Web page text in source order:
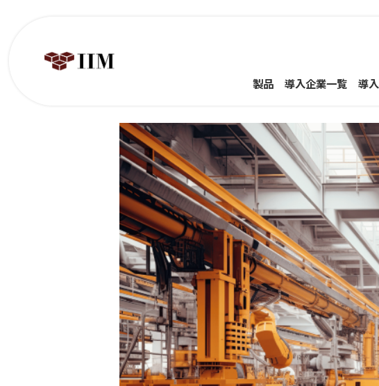
製品 導入企業一覧 導